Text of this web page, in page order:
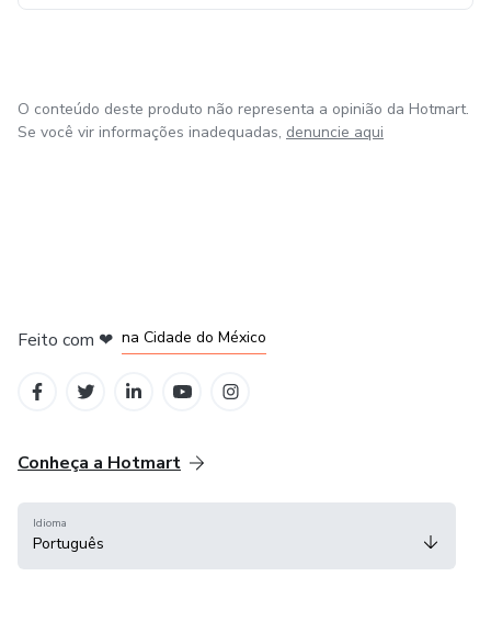
O conteúdo deste produto não representa a opinião da Hotmart.
Se você vir informações inadequadas, denuncie aqui
Feito com ❤ na Cidade do México
Conheça a Hotmart
Idioma
Português